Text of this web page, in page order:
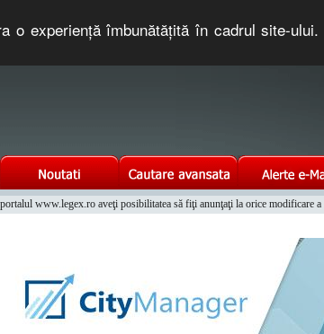
experienţă îmbunătăţită în cadrul site-
www.legex.ro aveţi posibilitatea să fiţi anunţaţi la orice modificare a